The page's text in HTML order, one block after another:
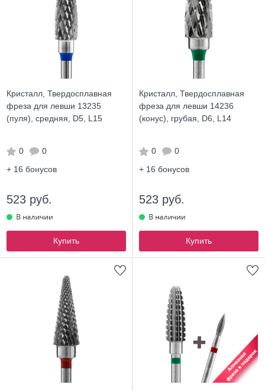
Кристалл, Твердосплавная
фреза для левши 13235
(пуля), средняя, D5, L15
0
0
+ 16 бонусов
523 руб.
Купить
Кристалл, Твердосплавная
фреза для левши 14236
(конус), грубая, D6, L14
0
0
+ 16 бонусов
523 руб.
Купить